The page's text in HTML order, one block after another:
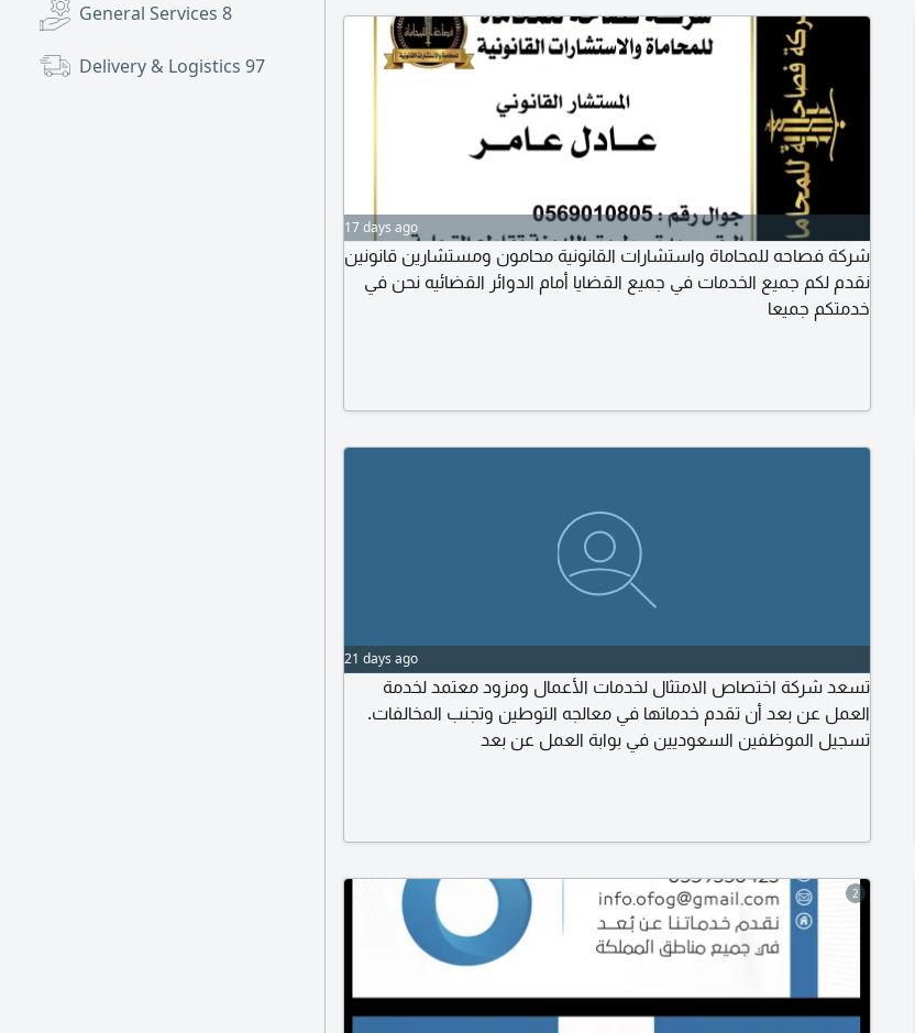
General Services 8
Delivery & Logistics 97
17 days ago
شركة فصاحه للمحاماة واستشارات القانونية محامون ومستشارين قانونين
نقدم لكم جميع الخدمات في جميع القضايا أمام الدوائر القضائيه نحن في
خدمتكم جميعا
21 days ago
تسعد شركة اختصاص الامتثال لخدمات الأعمال ومزود معتمد لخدمة
العمل عن بعد أن تقدم خدماتها في معالجه التوطين وتجنب المخالفات.
تسجيل الموظفين السعوديين في بوابة العمل عن بعد
2